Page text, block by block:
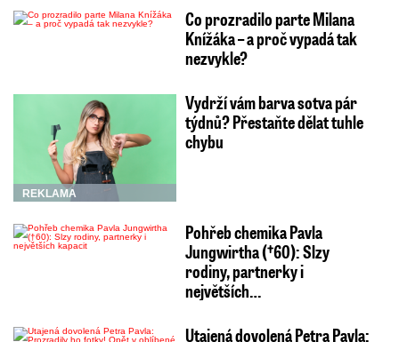
Co prozradilo parte Milana
Knížáka – a proč vypadá tak
nezvykle?
REKLAMA
Vydrží vám barva sotva pár
týdnů? Přestaňte dělat tuhle
chybu
Pohřeb chemika Pavla
Jungwirtha (†60): Slzy
rodiny, partnerky i
největších…
Utajená dovolená Petra Pavla: